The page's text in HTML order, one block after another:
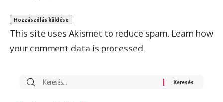
This site uses Akismet to reduce spam. Learn how
your comment data is processed.
Search